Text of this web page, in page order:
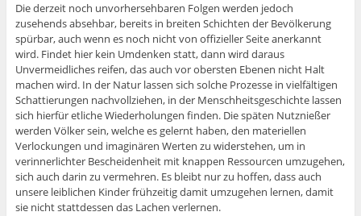
Die derzeit noch unvorhersehbaren Folgen werden jedoch
zusehends absehbar, bereits in breiten Schichten der Bevölkerung
spürbar, auch wenn es noch nicht von offizieller Seite anerkannt
wird. Findet hier kein Umdenken statt, dann wird daraus
Unvermeidliches reifen, das auch vor obersten Ebenen nicht Halt
machen wird. In der Natur lassen sich solche Prozesse in vielfältigen
Schattierungen nachvollziehen, in der Menschheitsgeschichte lassen
sich hierfür etliche Wiederholungen finden. Die späten Nutznießer
werden Völker sein, welche es gelernt haben, den materiellen
Verlockungen und imaginären Werten zu widerstehen, um in
verinnerlichter Bescheidenheit mit knappen Ressourcen umzugehen,
sich auch darin zu vermehren. Es bleibt nur zu hoffen, dass auch
unsere leiblichen Kinder frühzeitig damit umzugehen lernen, damit
sie nicht stattdessen das Lachen verlernen.